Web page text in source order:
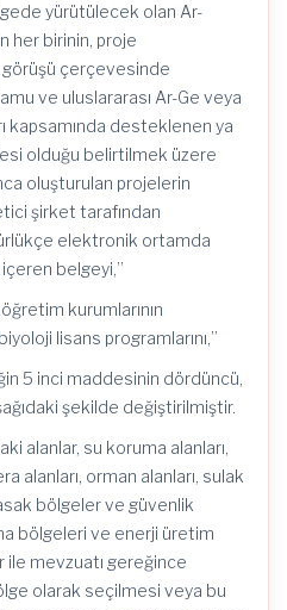
yürütülecek olan Ar-
her birinin, proje
çerçevesinde
ve uluslararası Ar-Ge veya
kapsamında desteklenen ya
olduğu belirtilmek üzere
oluşturulan projelerin
şirket tarafından
elektronik ortamda
belgeyi,”
kurumlarının
lisans programlarını,”
5 inci maddesinin dördüncü,
şekilde değiştirilmiştir.
alanlar, su koruma alanları,
alanları, orman alanları, sulak
bölgeler ve güvenlik
bölgeleri ve enerji üretim
ile mevzuatı gereğince
olarak seçilmesi veya bu